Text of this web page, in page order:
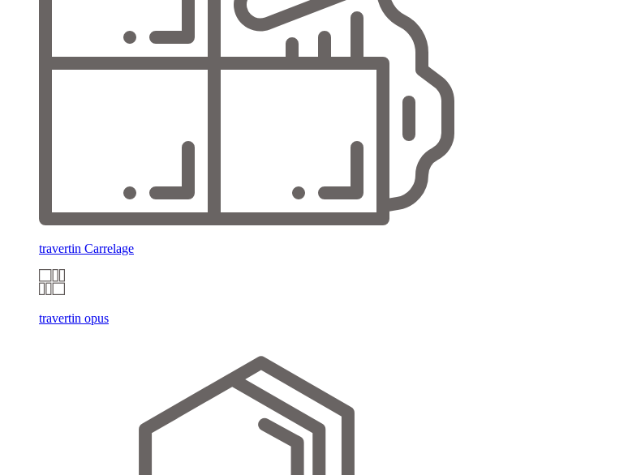
travertin Carrelage
travertin opus